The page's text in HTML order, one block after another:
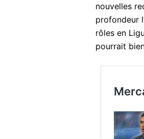
nouvelles
profondeur
rôles en
pourrait